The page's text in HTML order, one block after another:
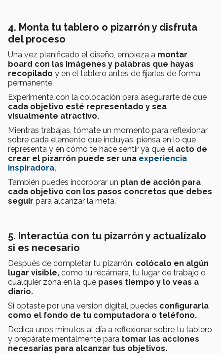
4. Monta tu tablero o pizarrón y disfruta
del proceso
Una vez planificado el diseño, empieza a montar
board con las imágenes y palabras que hayas
recopilado y en el tablero antes de fijarlas de forma
permanente.
Experimenta con la colocación para asegurarte de que
cada objetivo esté representado y sea
visualmente atractivo.
Mientras trabajas, tómate un momento para reflexionar
sobre cada elemento que incluyas, piensa en lo que
representa y en cómo te hace sentir ya que el acto de
crear el pizarrón puede ser una experiencia
inspiradora.
También puedes incorporar un plan de acción para
cada objetivo con los pasos concretos que debes
seguir para alcanzar la meta.
5. Interactúa con tu pizarrón y actualízalo
si es necesario
Después de completar tu pizarrón, colócalo en algún
lugar visible, como tu recámara, tu lugar de trabajo o
cualquier zona en la que pases tiempo y lo veas a
diario.
Si optaste por una versión digital, puedes configurarla
como el fondo de tu computadora o teléfono.
Dedica unos minutos al día a reflexionar sobre tu tablero
y prepárate mentalmente para tomar las acciones
necesarias para alcanzar tus objetivos.